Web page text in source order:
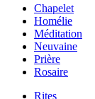
Chapelet
Homélie
Méditation
Neuvaine
Prière
Rosaire
Rites